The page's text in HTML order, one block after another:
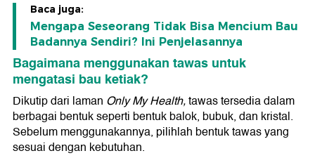
Baca juga:
Mengapa Seseorang Tidak Bisa Mencium Bau
Badannya Sendiri? Ini Penjelasannya
Bagaimana menggunakan tawas untuk
mengatasi bau ketiak?
Dikutip dari laman Only My Health,tawas tersedia dalam
berbagai bentuk seperti bentuk balok, bubuk, dan kristal.
Sebelum menggunakannya, pilihlah bentuk tawas yang
sesuai dengan kebutuhan.